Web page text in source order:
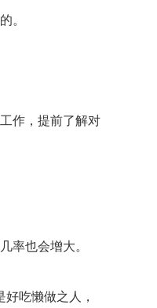
。
作，提前了解对
率也会增大。
吃懒做之人，